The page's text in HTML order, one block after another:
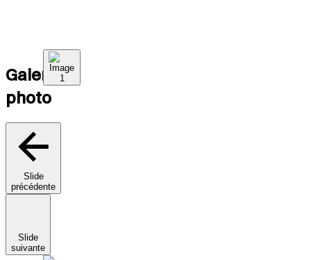
Galerie
photo
Slide
précédente
Slide
suivante